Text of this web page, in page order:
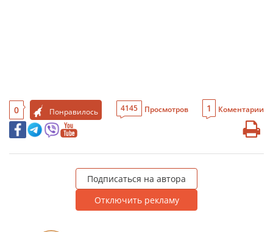
0 Понравилось 4145 Просмотров 1 Коментарии
Подписаться на автора
Отключить рекламу